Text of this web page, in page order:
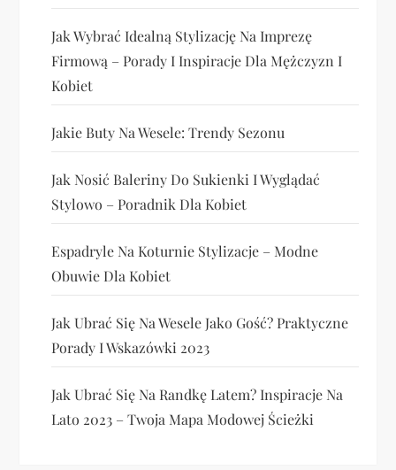
Jak Wybrać Idealną Stylizację Na Imprezę
Firmową – Porady I Inspiracje Dla Mężczyzn I
Kobiet
Jakie Buty Na Wesele: Trendy Sezonu
Jak Nosić Baleriny Do Sukienki I Wyglądać
Stylowo – Poradnik Dla Kobiet
Espadryle Na Koturnie Stylizacje – Modne
Obuwie Dla Kobiet
Jak Ubrać Się Na Wesele Jako Gość? Praktyczne
Porady I Wskazówki 2023
Jak Ubrać Się Na Randkę Latem? Inspiracje Na
Lato 2023 – Twoja Mapa Modowej Ścieżki